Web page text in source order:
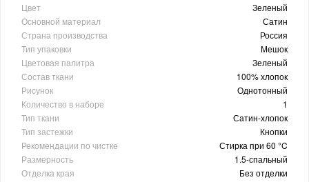
Цвет
Зеленый
Основной материал
Сатин
Страна производства
Россия
Тип упаковки
Мешок
Цветовая палитра
Зеленый
Состав ткани
100% хлопок
Рисунок
Однотонный
Количество в наборе
1
Тип ткани
Сатин-хлопок
Тип застежки
Кнопки
Рекомендации по чистке
Стирка при 60 °C
Размерность
1.5-спальный
Отделка края
Без отделки